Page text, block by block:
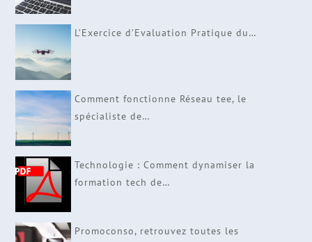
L’Exercice d’Evaluation Pratique du…
Comment fonctionne Réseau tee, le
spécialiste de…
Technologie : Comment dynamiser la
formation tech de…
Promoconso, retrouvez toutes les